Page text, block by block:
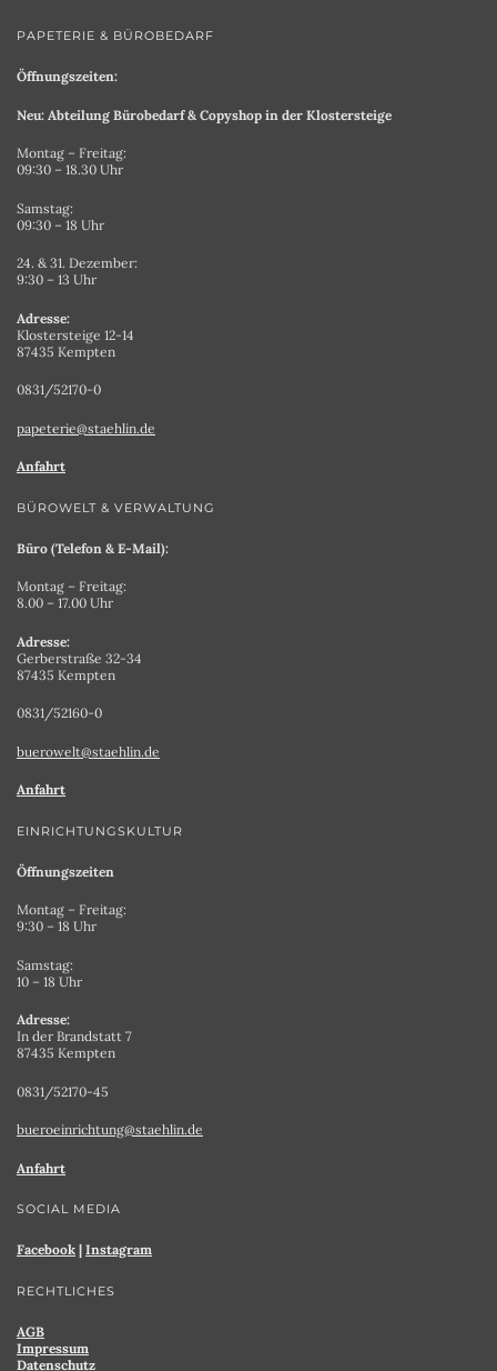
PAPETERIE & BÜROBEDARF
Öffnungszeiten:
Neu: Abteilung Bürobedarf & Copyshop in der Klostersteige
Montag – Freitag:
09:30 – 18.30 Uhr
Samstag:
09:30 – 18 Uhr
24. & 31. Dezember:
9:30 – 13 Uhr
Adresse:
Klostersteige 12-14
87435 Kempten
0831/52170-0
papeterie@staehlin.de
Anfahrt
BÜROWELT & VERWALTUNG
Büro (Telefon & E-Mail):
Montag – Freitag:
8.00 – 17.00 Uhr
Adresse:
Gerberstraße 32-34
87435 Kempten
0831/52160-0
buerowelt@staehlin.de
Anfahrt
EINRICHTUNGSKULTUR
Öffnungszeiten
Montag – Freitag:
9:30 – 18 Uhr
Samstag:
10 – 18 Uhr
Adresse:
In der Brandstatt 7
87435 Kempten
0831/52170-45
bueroeinrichtung@staehlin.de
Anfahrt
SOCIAL MEDIA
Facebook | Instagram
RECHTLICHES
AGB
Impressum
Datenschutz